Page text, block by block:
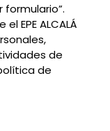
EPE ALCALÁ
de
de